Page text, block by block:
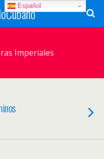
Imperiales
Español